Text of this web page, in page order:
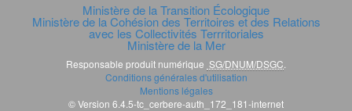
Ministère de la Transition Écologique
Ministère de la Cohésion des Territoires et des Relations
avec les Collectivités Terrritoriales
Ministère de la Mer
Responsable produit numérique SG/DNUM/DSGC
Conditions générales d'utilisation
Mentions légales
© Version 6.4.5-tc_cerbere-auth_172_181-internet